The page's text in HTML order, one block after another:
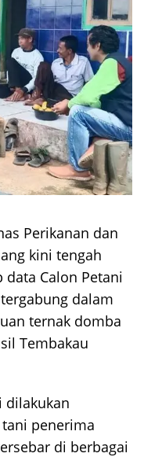
Perikanan dan
kini tengah
Calon Petani
tergabung dalam
ternak domba
Tembakau
dilakukan
penerima
di berbagai